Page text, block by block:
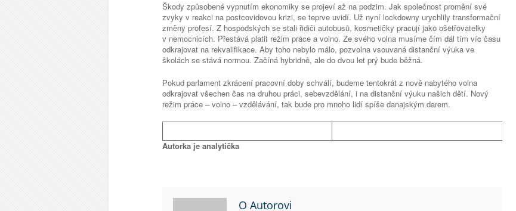
Škody způsobené vypnutím ekonomiky se projeví až na podzim. Jak společnost promění své
zvyky v reakci na postcovidovou krizi, se teprve uvidí. Už nyní lockdowny urychlily transformační
změny profesí. Z hospodských se stali řidiči autobusů, kosmetičky pracují jako ošetřovatelky
v nemocnicích. Přestává platit režim práce a volno. Ze svého volna musíme čím dál tím víc času
odkrajovat na rekvalifikace. Aby toho nebylo málo, pozvolna vsouvaná distanční výuka ve
školách se stává normou. Začíná hybridně, ale do dvou let prý bude běžná.
Pokud parlament zkrácení pracovní doby schválí, budeme tentokrát z nově nabytého volna
odkrajovat všechen čas na druhou práci, sebevzdělání, i na distanční výuku našich dětí. Nový
režim práce – volno – vzdělávání, tak bude pro mnoho lidí spíše danajským darem.
Autorka je analytička
O Autorovi